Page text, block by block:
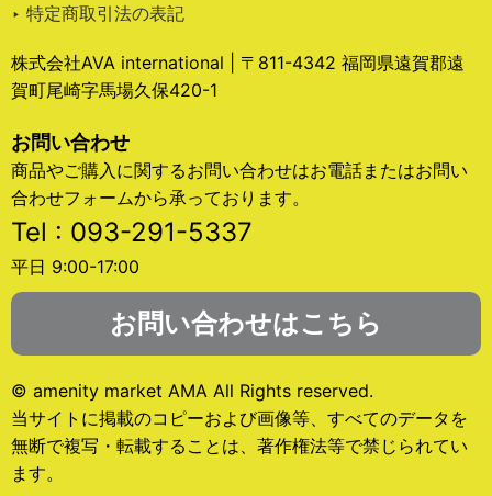
‣ 特定商取引法の表記
株式会社AVA international | 〒811-4342 福岡県遠賀郡遠
賀町尾崎字馬場久保420-1
お問い合わせ
商品やご購入に関するお問い合わせはお電話またはお問い
合わせフォームから承っております。
Tel : 093-291-5337
平日 9:00-17:00
お問い合わせはこちら
© amenity market AMA All Rights reserved.
当サイトに掲載のコピーおよび画像等、すべてのデータを
無断で複写・転載することは、著作権法等で禁じられてい
ます。